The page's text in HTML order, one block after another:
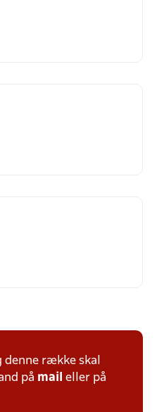
række skal
på mail eller på